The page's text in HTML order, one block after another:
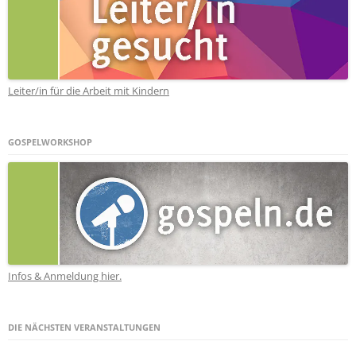
Leiter/in für die Arbeit mit Kindern
GOSPELWORKSHOP
Infos & Anmeldung hier.
DIE NÄCHSTEN VERANSTALTUNGEN